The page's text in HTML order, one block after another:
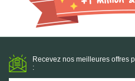
Recevez nos meilleures offres
: